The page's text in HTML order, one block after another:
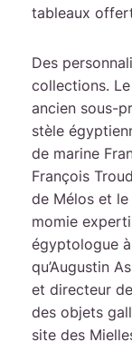
tableaux
Des
collections.
ancien sous-
stèle
de marine
François
de Mélos et
momie
égyptologue
qu’Augustin
et directeur
des objets
site des